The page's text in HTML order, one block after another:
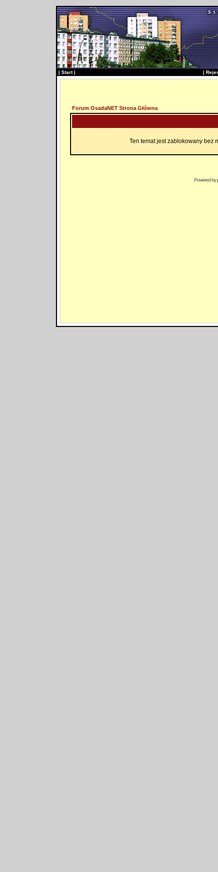
| Start| |
Forum OsadaNET Strona Główna
Ten temat jest zablokowany bez
Powered by